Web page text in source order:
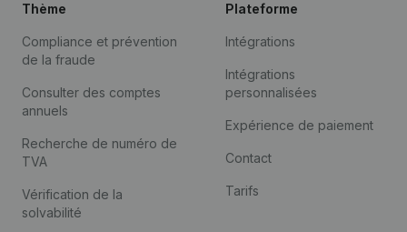
Thème
Compliance et prévention
de la fraude
Consulter des comptes
annuels
Recherche de numéro de
TVA
Vérification de la
solvabilité
Plateforme
Intégrations
Intégrations
personnalisées
Expérience de paiement
Contact
Tarifs